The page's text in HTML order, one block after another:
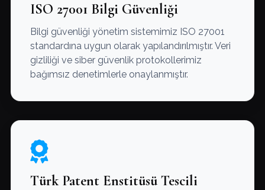
ISO 27001 Bilgi Güvenliği
Bilgi güvenliği yönetim sistemimiz ISO 27001
standardına uygun olarak yapılandırılmıştır. Veri
gizliliği ve siber güvenlik protokollerimiz
bağımsız denetimlerle onaylanmıştır.
Türk Patent Enstitüsü Tescili